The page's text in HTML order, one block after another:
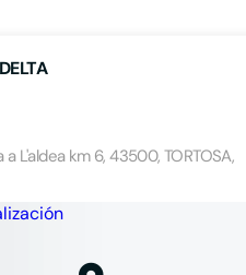
L'aldea km 6, 43500, TORTOSA,